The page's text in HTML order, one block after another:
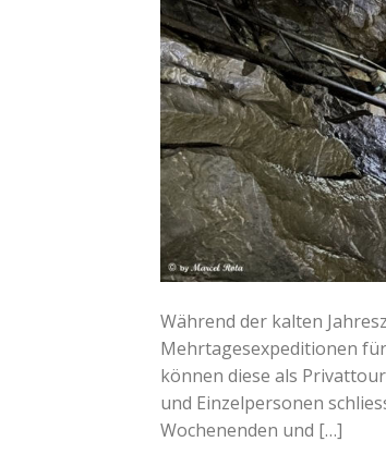
Während der kalten
Mehrtagesexpeditionen
können diese als
und Einzelpersonen
Wochenenden und […]